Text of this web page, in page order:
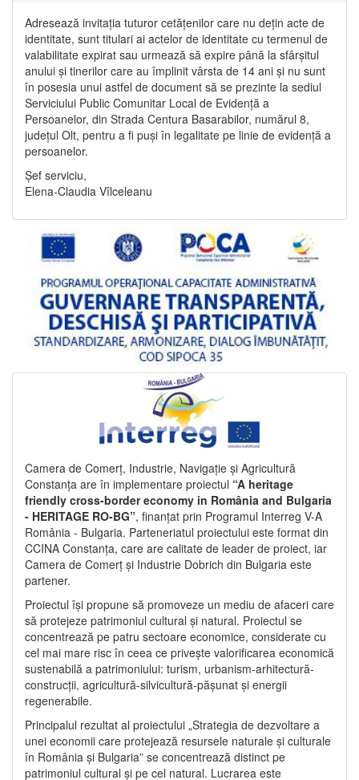
Adresează invitația tuturor cetățenilor care nu dețin acte de
identitate, sunt titulari ai actelor de identitate cu termenul de
valabilitate expirat sau urmează să expire până la sfârșitul
anului și tinerilor care au împlinit vârsta de 14 ani și nu sunt
în posesia unui astfel de document să se prezinte la sediul
Serviciului Public Comunitar Local de Evidență a
Persoanelor, din Strada Centura Basarabilor, numărul 8,
județul Olt, pentru a fi puși în legalitate pe linie de evidență a
persoanelor.
Șef serviciu,
Elena-Claudia Vîlceleanu
Camera de Comerț, Industrie, Navigație și Agricultură
Constanța are în implementare proiectul “A heritage
friendly cross-border economy in România and Bulgaria
- HERITAGE RO-BG”, finanțat prin Programul Interreg V-A
România - Bulgaria. Parteneriatul proiectului este format din
CCINA Constanța, care are calitate de leader de proiect, iar
Camera de Comerț și Industrie Dobrich din Bulgaria este
partener.
Proiectul își propune să promoveze un mediu de afaceri care
să protejeze patrimoniul cultural și natural. Proiectul se
concentrează pe patru sectoare economice, considerate cu
cel mai mare risc în ceea ce privește valorificarea economică
sustenabilă a patrimoniului: turism, urbanism-arhitectură-
construcții, agricultură-silvicultură-pășunat și energii
regenerabile.
Principalul rezultat al proiectului „Strategia de dezvoltare a
unei economii care protejează resursele naturale și culturale
în România și Bulgaria” se concentrează distinct pe
patrimoniul cultural și pe cel natural. Lucrarea este